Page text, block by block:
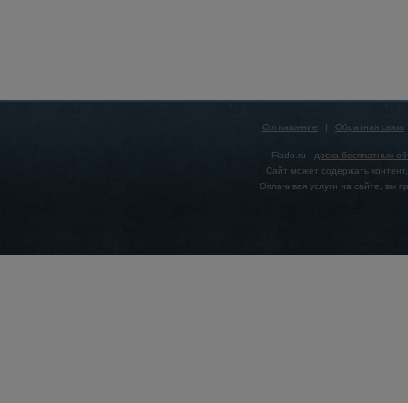
Соглашение | Обратная связь
Flado.ru - доска бесплатных
Сайт может содержать
Оплачивая услуги на сайте, вы